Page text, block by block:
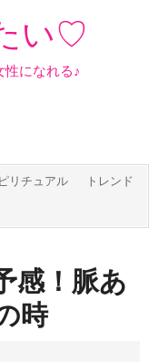
い♡
性になれる♪
リチュアル トレンド
感！脈あ
時